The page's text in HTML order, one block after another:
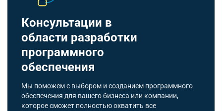
Консультации в
области разработки
программного
обеспечения
Мы поможем с выбором и созданием программного
обеспечения для вашего бизнеса или компании,
которое сможет полностью охватить все